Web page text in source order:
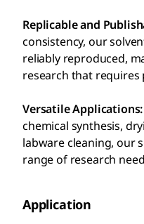
Replicable and
consistency, our
reliably reproduced,
research that requires
Versatile Applications:
chemical synthesis,
labware cleaning, our
range of research
Application